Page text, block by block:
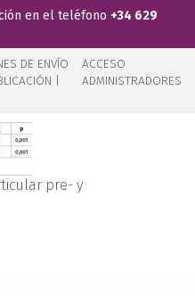
en el teléfono +34 629
DE ENVÍO
|
ACCESO
ADMINISTRADORES
pre- y